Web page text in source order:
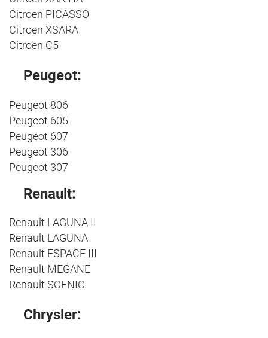
Citroen PICASSO
Citroen XSARA
Citroen C5
Peugeot:
Peugeot 806
Peugeot 605
Peugeot 607
Peugeot 306
Peugeot 307
Renault:
Renault LAGUNA II
Renault LAGUNA
Renault ESPACE III
Renault MEGANE
Renault SCENIC
Chrysler: